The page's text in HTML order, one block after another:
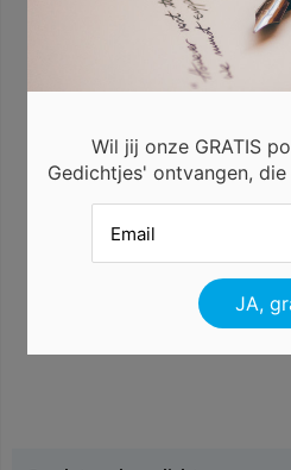
Wil jij onze GRATIS
Gedichtjes' ontvangen,